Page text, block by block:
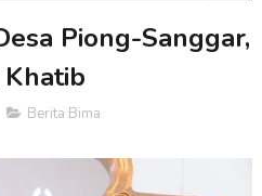
Piong-Sanggar,
Berita Bima